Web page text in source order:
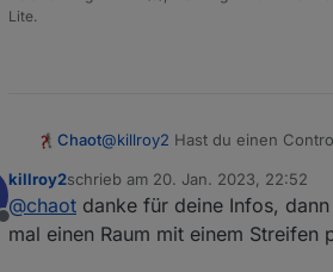
Lite.
Chaot@killroy2 Hast du einen
die Matrix immer ein langer
wie die Leitung verläuft. Also
nach unten, wieder zurück
Wie die Streifen letztendlich
das mich da
eigene Steuerleitung hätte.
Offline
killroy2schrieb am 20. Jan. 2023, 22:52
zuletzt editiert von
@chaot danke für deine Infos,
mal einen Raum mit einem